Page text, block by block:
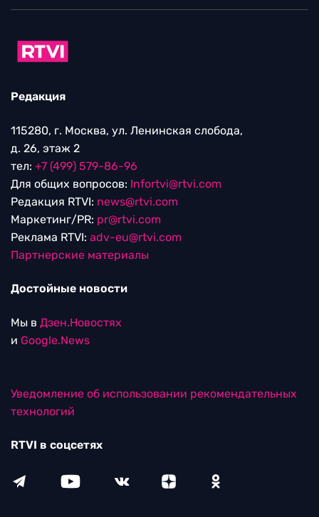
Редакция
115280, г. Москва, ул. Ленинская слобода,
д. 26, этаж 2
тел: +7 (499) 579-86-96
Для общих вопросов: Infortvi@rtvi.com
Редакция RTVI: news@rtvi.com
Маркетинг/PR: pr@rtvi.com
Реклама RTVI: adv-eu@rtvi.com
Партнерские материалы
Достойные новости
Мы в Дзен.Новостях
и Google.News
Уведомление об использовании рекомендательных
технологий
RTVI в соцсетях